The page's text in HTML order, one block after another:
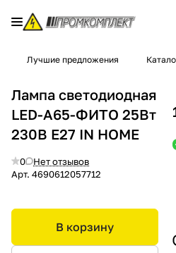
Лучшие предложения
Лампа светодиодная
LED-A65-ФИТО 25Вт
230В Е27 IN HOME
0
Нет отзывов
Арт. 4690612057712
В корзину